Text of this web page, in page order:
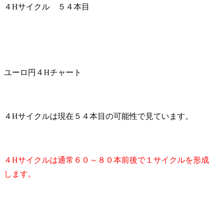
４Hサイクル ５４本目
ユーロ円４Hチャート
４Hサイクルは現在５４本目の可能性で見ています。
４Hサイクルは通常６０～８０本前後で１サイクルを形成
します。